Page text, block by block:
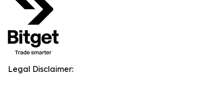
Legal Disclaimer: